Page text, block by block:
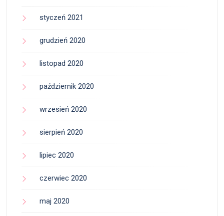
styczeń 2021
grudzień 2020
listopad 2020
październik 2020
wrzesień 2020
sierpień 2020
lipiec 2020
czerwiec 2020
maj 2020